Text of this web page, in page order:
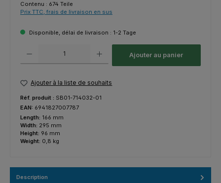
Contenu : 674 Teile
Prix TTC, frais de livraison en sus
Disponible, délai de livraison : 1-2 Tage
Ajouter au panier
Ajouter à la liste de souhaits
Réf. produit : SB01-714032-01
EAN: 6941827007787
Length: 166 mm
Width: 295 mm
Height: 96 mm
Weight: 0,8 kg
Description